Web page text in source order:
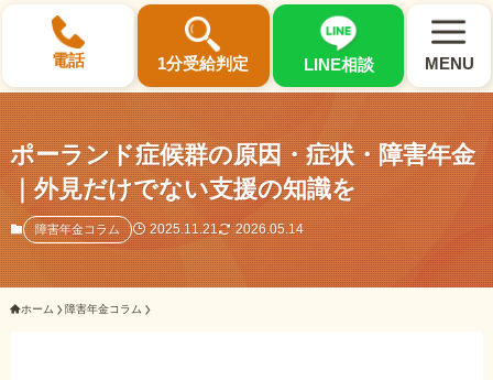
電話 1分受給判定 LINE相談 MENU
×
選ばれる3つの理由
初回相談料0円・受給後報酬型
サポート料金について
ポーランド症候群の原因・症状・障害年金
｜外見だけでない支援の知識を
障害年金コラム 2025.11.21 2026.05.14
ホーム 障害年金コラム